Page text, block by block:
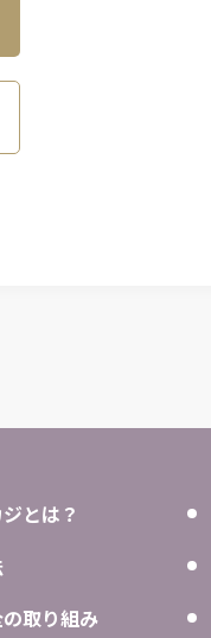
とは？
取り組み